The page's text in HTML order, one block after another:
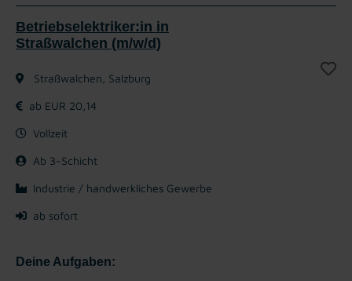
Betriebselektriker:in in
Straßwalchen (m/w/d)
Straßwalchen, Salzburg
ab EUR 20,14
Vollzeit
Ab 3-Schicht
Industrie / handwerkliches Gewerbe
ab sofort
Deine Aufgaben: